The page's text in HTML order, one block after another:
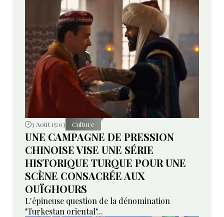
3 Août 15:03 Culture
UNE CAMPAGNE DE PRESSION
CHINOISE VISE UNE SÉRIE
HISTORIQUE TURQUE POUR UNE
SCÈNE CONSACRÉE AUX
OUÏGHOURS
L'épineuse question de la dénomination
"Turkestan oriental"...